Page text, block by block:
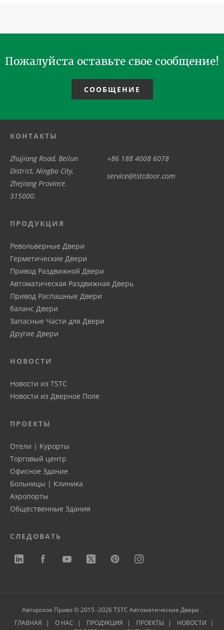
Пожалуйста оставьте свое сообщение!
СООБЩЕНИЕ
КОНТАКТЫ
Zhujiang Road, Beilun
District, Ningbo City,
Zhejiang Province.
315000.
+86 188 4008 6078
service@tstcdoor.com
ПРОДУКЦИЯ
Револьверные Двери
Герметические Двери
Привод Pаздвижной Двери
Автоматическая Pаздвижная Дверь
Привод Распашные Двери
баланс Двери
Запасные Части для Двери
Другие Двери
НОВОСТИ
Новости из TSTC
Новости из Дверное Поле
ПРОЕКТЫ
Отели | Курорты
Торговый центр
Офисное Здание
Больницы | Клиника
Аэропорты
Общественные Здания
СЛЕДОВАТЬ
Авторское Право © 2015 -2026 TSTC Автоматические Двери .
ГЛАВНАЯ
О НАС ПРОДУКЦИЯ ПРОЕКТЫ
НОВОСТИ